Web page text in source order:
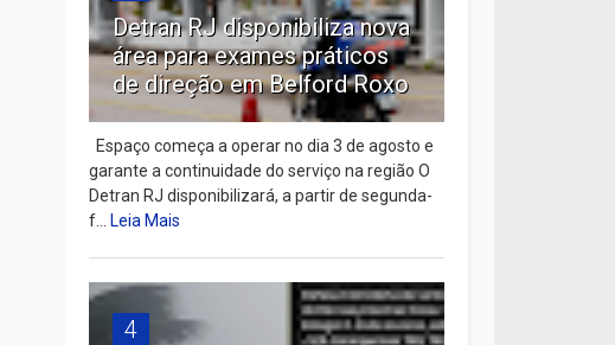
Detran RJ disponibiliza nova
área para exames práticos
de direção em Belford Roxo
Espaço começa a operar no dia 3 de agosto e
garante a continuidade do serviço na região O
Detran RJ disponibilizará, a partir de segunda-
f...Leia Mais
4